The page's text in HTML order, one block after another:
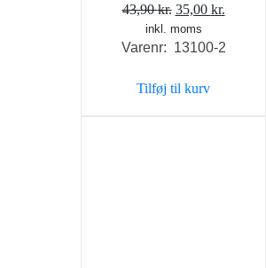
43,90kr. Den
oprindelige
pris
43,90 kr..
35,00 kr.
pris
inkl. moms
Varenr: 13100-2
Tilføj til kurv